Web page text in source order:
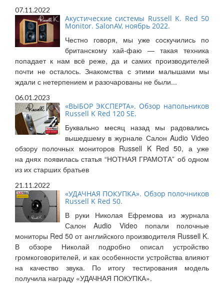
07.11.2022
Акустические системы Russell K. Red 50
Monitor. SalonAV, ноябрь 2022.
Честно говоря, мы уже соскучились по
британскому хай-фаю — такая техника
попадает к нам всё реже, да и самих производителей
почти не осталось. Знакомства с этими малышами мы
ждали с нетерпением и разочарованы не были...
06.01.2023
«ВЫБОР ЭКСПЕРТА». Обзор напольников
Russell K Red 120 SE.
Буквально месяц назад мы радовались
вышедшему в журнале Салон Audio Video
обзору полочных мониторов Russell K Red 50, а уже
на днях появилась статья “НОТНАЯ ГРАМОТА” об одном
из их старших братьев
21.11.2022
«УДАЧНАЯ ПОКУПКА». Обзор полочников
Russell K Red 50.
В руки Николая Ефремова из журнала
Салон Audio Video попали полочные
мониторы Red 50 от английского производителя Russell K.
В обзоре Николай подробно описал устройство
громкоговорителей, и как особенности устройства влияют
на качество звука. По итогу тестирования модель
получила награду «УДАЧНАЯ ПОКУПКА».